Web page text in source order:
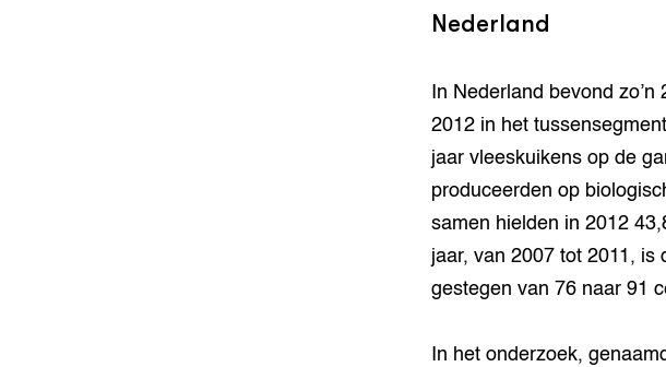
Nederland
In Nederland bevond
2012 in het
jaar vleeskuikens op de
produceerden op
samen hielden in 2012
jaar, van 2007 tot 2011, is
gestegen van 76 naar 91
In het onderzoek,